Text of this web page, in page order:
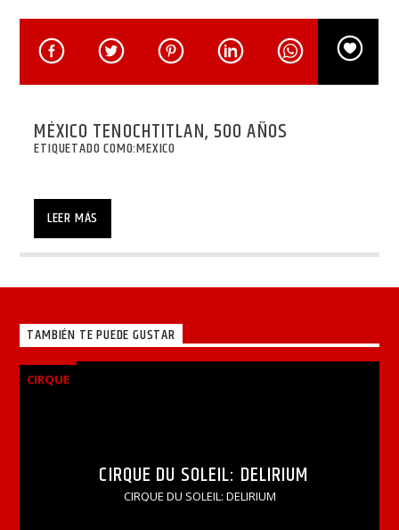
MÉXICO TENOCHTITLAN, 500 AÑOS
ETIQUETADO COMO:MEXICO
LEER MÁS
TAMBIÉN TE PUEDE GUSTAR
CIRQUE
CIRQUE DU SOLEIL: DELIRIUM
CIRQUE DU SOLEIL: DELIRIUM